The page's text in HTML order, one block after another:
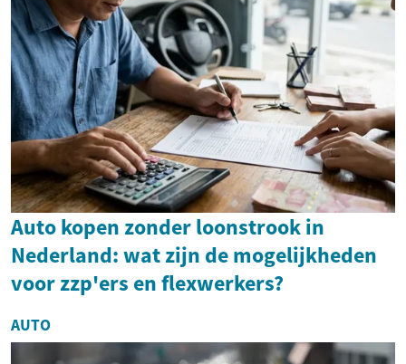
Auto kopen zonder loonstrook in
Nederland: wat zijn de mogelijkheden
voor zzp'ers en flexwerkers?
AUTO